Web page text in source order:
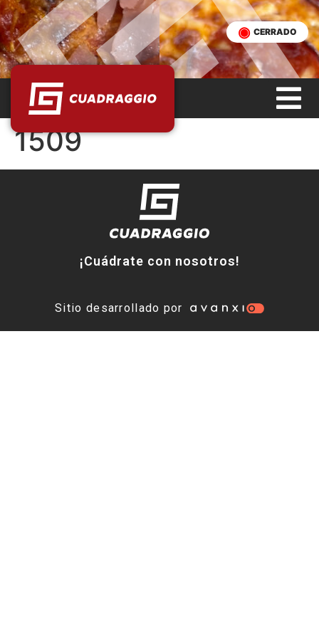
CERRADO
1509
¡Cuádrate con nosotros!
Sitio desarrollado por